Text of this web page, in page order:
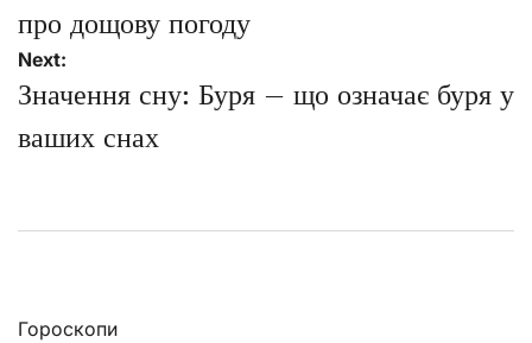
про дощову погоду
Next:
Значення сну: Буря – що означає буря у
ваших снах
Гороскопи